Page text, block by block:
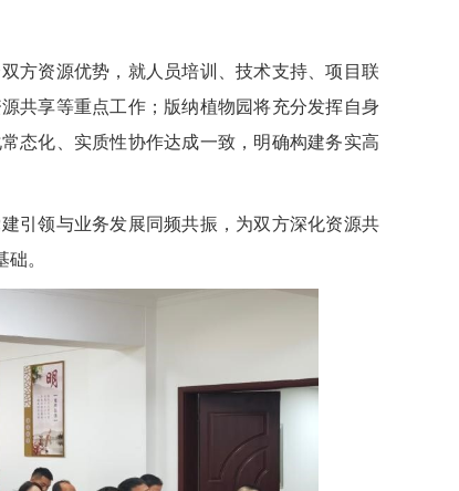
方资源优势，就人员培训、技术支持、项目联
共享等重点工作；版纳植物园将充分发挥自身
态化、实质性协作达成一致，明确构建务实高
引领与业务发展同频共振，为双方深化资源共
。